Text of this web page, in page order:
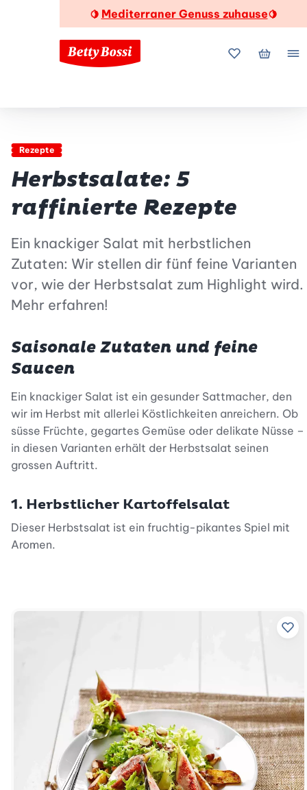
🍋 Mediterraner Genuss zuhause🍋
MeineMein
Rezepte
Herbstsalate: 5
raffinierte Rezepte
Ein knackiger Salat mit herbstlichen
Zutaten: Wir stellen dir fünf feine Varianten
vor, wie der Herbstsalat zum Highlight wird.
Mehr erfahren!
Saisonale Zutaten und feine
Saucen
Ein knackiger Salat ist ein gesunder Sattmacher, den
wir im Herbst mit allerlei Köstlichkeiten anreichern. Ob
süsse Früchte, gegartes Gemüse oder delikate Nüsse –
in diesen Varianten erhält der Herbstsalat seinen
grossen Auftritt.
1. Herbstlicher Kartoffelsalat
Dieser Herbstsalat ist ein fruchtig-pikantes Spiel mit
Aromen.
Zu